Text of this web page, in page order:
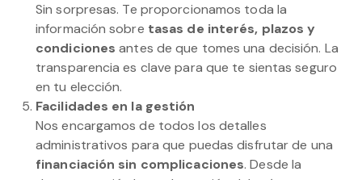
Sin sorpresas. Te proporcionamos toda la
información sobre tasas de interés, plazos y
condiciones antes de que tomes una decisión. La
transparencia es clave para que te sientas seguro
en tu elección.
Facilidades en la gestión
Nos encargamos de todos los detalles
administrativos para que puedas disfrutar de una
financiación sin complicaciones. Desde la